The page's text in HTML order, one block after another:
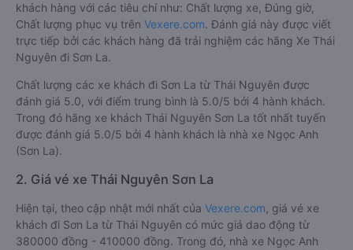
khách hàng với các tiêu chí như: Chất lượng xe, Đúng giờ,
Chất lượng phục vụ trên Vexere.com. Đánh giá này được viết
trực tiếp bởi các khách hàng đã trải nghiệm các hãng Xe Thái
Nguyên đi Sơn La.
Chất lượng các xe khách đi Sơn La từ Thái Nguyên được
đánh giá 5.0, với điểm trung bình là 5.0/5 bởi 4 hành khách.
Trong đó hãng xe khách Thái Nguyên Sơn La tốt nhất tuyến
được đánh giá 5.0/5 bởi 4 hành khách là nhà xe Ngọc Anh
(Sơn La).
2. Giá vé xe Thái Nguyên Sơn La
Hiện tại, theo cập nhật mới nhất của Vexere.com , giá vé xe
khách đi Sơn La từ Thái Nguyên có mức giá dao động từ
380000 đồng - 410000 đồng. Trong đó, nhà xe Ngọc Anh